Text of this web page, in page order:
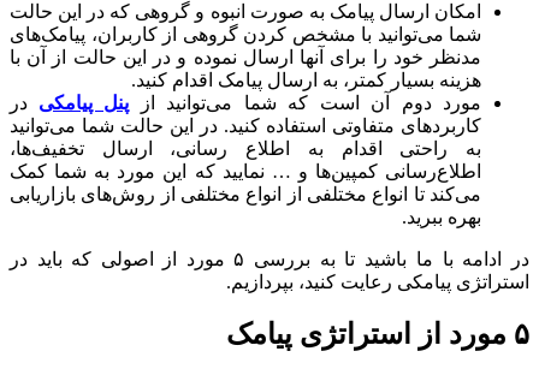
امکان ارسال پیامک به صورت انبوه و گروهی که در این حالت
شما می‌توانید با مشخص کردن گروهی از کاربران، پیامک‌های
مدنظر خود را برای آنها ارسال نموده و در این حالت از آن با
هزینه بسیار کمتر، به ارسال پیامک اقدام کنید.
مورد دوم آن است که شما می‌توانید از پنل پیامکی در
کاربردهای متفاوتی استفاده کنید. در این حالت شما می‌توانید
به راحتی اقدام به اطلاع رسانی، ارسال تخفیف‌ها،
اطلاع‌رسانی کمپین‌ها و … نمایید که این مورد به شما کمک
می‌کند تا انواع مختلفی از انواع مختلفی از روش‌های بازاریابی
بهره ببرید.
در ادامه با ما باشید تا به بررسی ۵ مورد از اصولی که باید در
استراتژی پیامکی رعایت کنید، بپردازیم.
۵ مورد از استراتژی پیامک